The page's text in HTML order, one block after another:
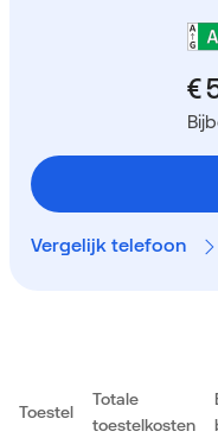
Vergelijk telefoon
Toestel
Totale
toestelkosten